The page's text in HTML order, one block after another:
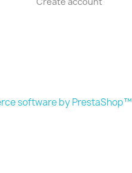
software by PrestaShop™